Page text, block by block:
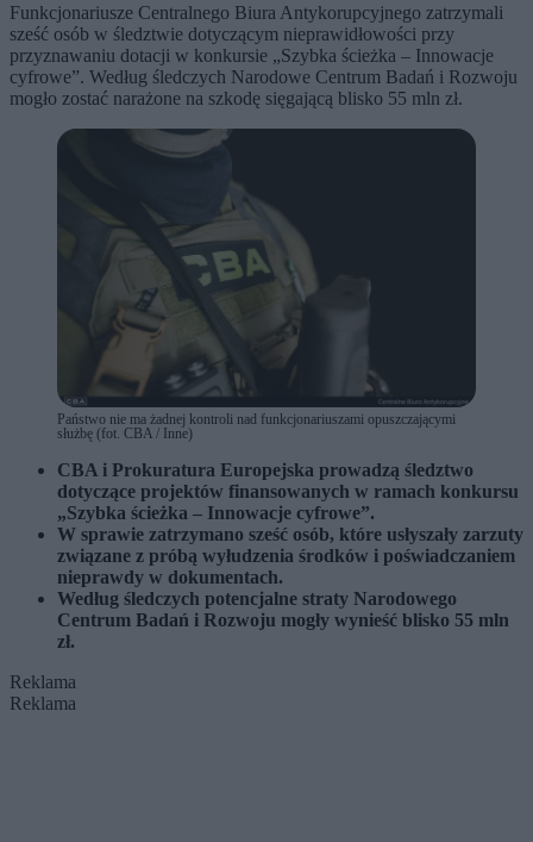
Funkcjonariusze Centralnego Biura Antykorupcyjnego zatrzymali
sześć osób w śledztwie dotyczącym nieprawidłowości przy
przyznawaniu dotacji w konkursie „Szybka ścieżka – Innowacje
cyfrowe”. Według śledczych Narodowe Centrum Badań i Rozwoju
mogło zostać narażone na szkodę sięgającą blisko 55 mln zł.
Państwo nie ma żadnej kontroli nad funkcjonariuszami opuszczającymi
służbę (fot. CBA / Inne)
CBA i Prokuratura Europejska prowadzą śledztwo
dotyczące projektów finansowanych w ramach konkursu
„Szybka ścieżka – Innowacje cyfrowe”.
W sprawie zatrzymano sześć osób, które usłyszały zarzuty
związane z próbą wyłudzenia środków i poświadczaniem
nieprawdy w dokumentach.
Według śledczych potencjalne straty Narodowego
Centrum Badań i Rozwoju mogły wynieść blisko 55 mln
zł.
Reklama
Reklama